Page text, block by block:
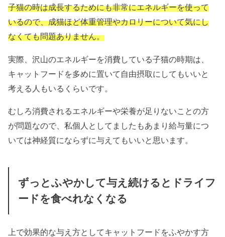
子猫の時は成長するためにも非常にエネルギーを使って
いるので、成猫ほど体重管理やカロリーについて気にし
なくても問題ありません。
実際、沢山のエネルギーを消費している子猫の時期は、
キャットフードを多めに置いて自由摂取にしてもいいと
考える人もいるくらいです。
むしろ消費されるエネルギーや栄養が足りないことの方
が問題なので、私個人としてましたもあまり給与量につ
いては神経質にならずに与えてもいいと思います。
ずっとふやかして与え続けるとドライフ
ードを食べれなくなる
上で効果的な与え方としてキャットフードをふやかす方